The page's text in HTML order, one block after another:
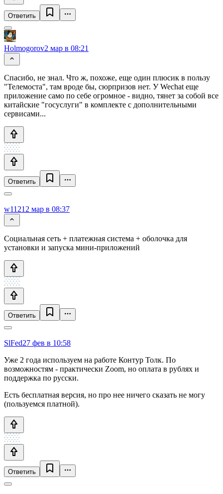
Ответить
Holmogorov2 мар в 08:21
Спасибо, не знал. Что ж, похоже, еще один плюсик в пользу
"Телемоста", там вроде бы, сюрпризов нет. У Weсhat еще
приложение само по себе огромное - видно, тянет за собой все
китайские "госуслуги" в комплекте с дополнительными
сервисами...
Ответить
w1121 2 мар в 08:37
Социальная сеть + платежная система + оболочка для
установки и запуска мини-приложений
Ответить
SlFed27 фев в 10:58
Уже 2 года используем на работе Контур Толк. По
возможностям - практически Zoom, но оплата в рублях и
поддержка по русски.
Есть бесплатная версия, но про нее ничего сказать не могу
(пользуемся платной).
Ответить